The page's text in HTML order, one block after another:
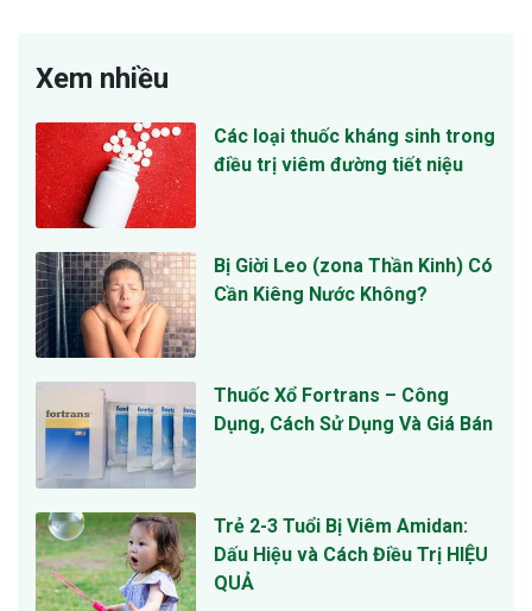
Xem nhiều
Các loại thuốc kháng sinh trong
điều trị viêm đường tiết niệu
Bị Giời Leo (zona Thần Kinh) Có
Cần Kiêng Nước Không?
Thuốc Xổ Fortrans – Công
Dụng, Cách Sử Dụng Và Giá Bán
Trẻ 2-3 Tuổi Bị Viêm Amidan:
Dấu Hiệu và Cách Điều Trị HIỆU
QUẢ